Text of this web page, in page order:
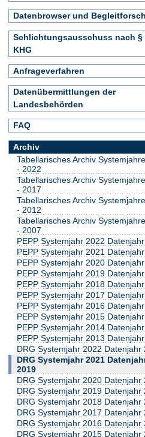
Datenbrowser und
Schlichtungsausschuss nach §
KHG
Anfrageverfahren
Datenübermittlungen der
Landesbehörden
FAQ
Archiv
Tabellarisches Archiv
- 2022
Tabellarisches Archiv
- 2017
Tabellarisches Archiv
- 2012
Tabellarisches Archiv
- 2007
PEPP Systemjahr 2022
PEPP Systemjahr 2021
PEPP Systemjahr 2020
PEPP Systemjahr 2019
PEPP Systemjahr 2018
PEPP Systemjahr 2017
PEPP Systemjahr 2016
PEPP Systemjahr 2015
PEPP Systemjahr 2014
PEPP Systemjahr 2013
DRG Systemjahr 2022 Datenjahr
DRG Systemjahr 2021
2019
DRG Systemjahr 2020 Datenjahr
DRG Systemjahr 2019 Datenjahr
DRG Systemjahr 2018 Datenjahr
DRG Systemjahr 2017 Datenjahr
DRG Systemjahr 2016 Datenjahr
DRG Systemjahr 2015 Datenjahr